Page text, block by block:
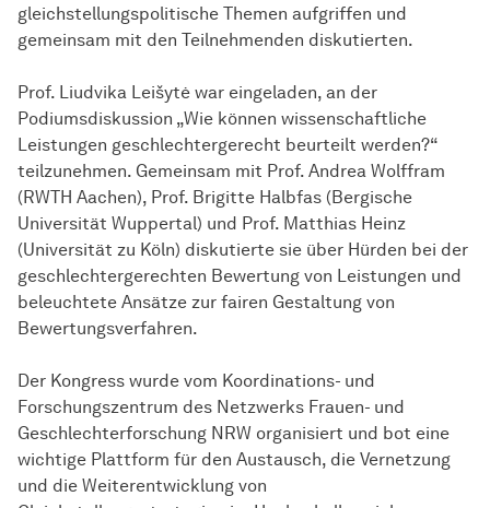
gleichstellungspolitische Themen aufgriffen und
gemeinsam mit den Teilnehmenden diskutierten.
Prof. Liudvika Leišytė war eingeladen, an der
Podiumsdiskussion „Wie können wissenschaftliche
Leistungen geschlechtergerecht beurteilt werden?“
teilzunehmen. Gemeinsam mit Prof. Andrea Wolffram
(RWTH Aachen), Prof. Brigitte Halbfas (Bergische
Universität Wuppertal) und Prof. Matthias Heinz
(Universität zu Köln) diskutierte sie über Hürden bei der
geschlechtergerechten Bewertung von Leistungen und
beleuchtete Ansätze zur fairen Gestaltung von
Bewertungsverfahren.
Der Kongress wurde vom Koordinations- und
Forschungszentrum des Netzwerks Frauen- und
Geschlechterforschung NRW organisiert und bot eine
wichtige Plattform für den Austausch, die Vernetzung
und die Weiterentwicklung von